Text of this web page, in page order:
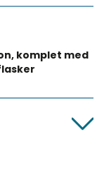
komplet med